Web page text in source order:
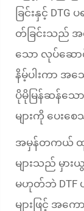
ခြင်းနှင့်
တ်ခြင်းသည် အ
သော လုပ်ဆောင်
နိမ့်ပါးကာ အ
ပိုမိုမြန်ဆန်သေ
များကို ပေးစ
အမှန်တကယ် ထု
များသည် မှား
မဟုတ်ဘဲ DTF
များဖြင့် အက